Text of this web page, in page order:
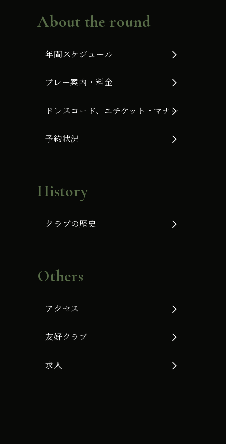
About the round
年間スケジュール
プレー案内・料金
ドレスコード、エチケット・マナー
予約状況
History
クラブの歴史
Others
アクセス
友好クラブ
求人